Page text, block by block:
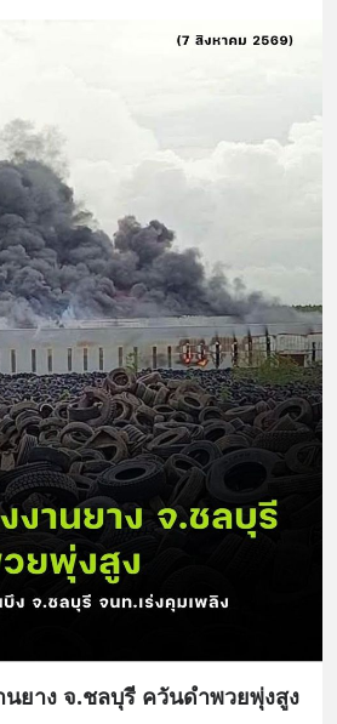
นยาง จ.ชลบุรี ควันดำพวยพุ่งสูง